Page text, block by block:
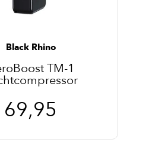
Black Rhino
TM-1
69,95